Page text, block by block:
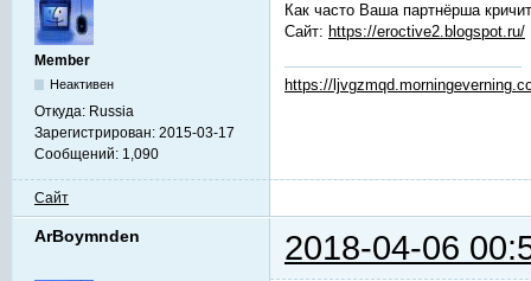
Member
Неактивен
Откуда: Russia
Зарегистрирован: 2015-03-17
Сообщений: 1,090
Как часто Ваша партнёрша
Сайт: https://eroctive2.blogspot.ru/
https://
Сайт
ArBoymnden 2018-04-06